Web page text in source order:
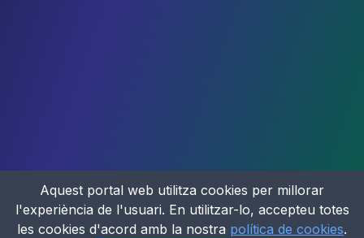
Aquest portal web utilitza cookies per millorar
l'experiència de l'usuari. En utilitzar-lo, accepteu totes
les cookies d'acord amb la nostra política de cookies.